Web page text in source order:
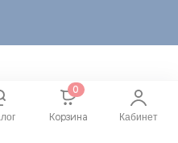
0
Корзина Кабинет